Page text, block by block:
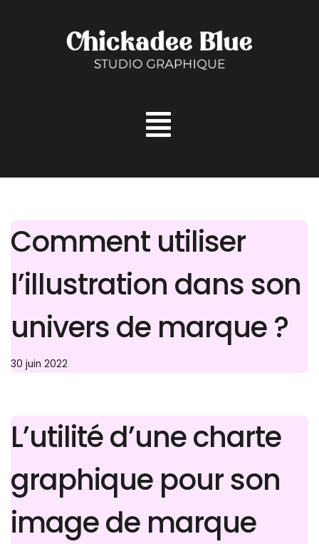
Comment utiliser
l’illustration dans son
univers de marque ?
30 juin 2022
L’utilité d’une charte
graphique pour son
image de marque